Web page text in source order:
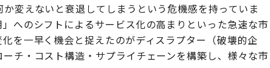
変えないと衰退してしまうという危機感を持っていま
へのシフトによるサービス化の高まりといった急速な市
を一早く機会と捉えたのがディスラプター（破壊的企
チ・コスト構造・サプライチェーンを構築し、様々な市